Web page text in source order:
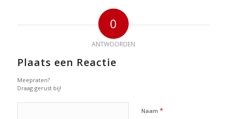
0
ANTWOORDEN
Plaats een Reactie
Meepraten?
Draag gerust bij!
Naam *